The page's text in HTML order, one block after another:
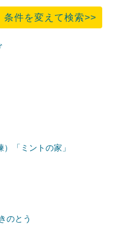
条件を変えて検索>>
「ミントの家」
のとう